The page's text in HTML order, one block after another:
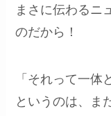
まさに伝わるニ
のだから！
「それって一体
というのは、ま